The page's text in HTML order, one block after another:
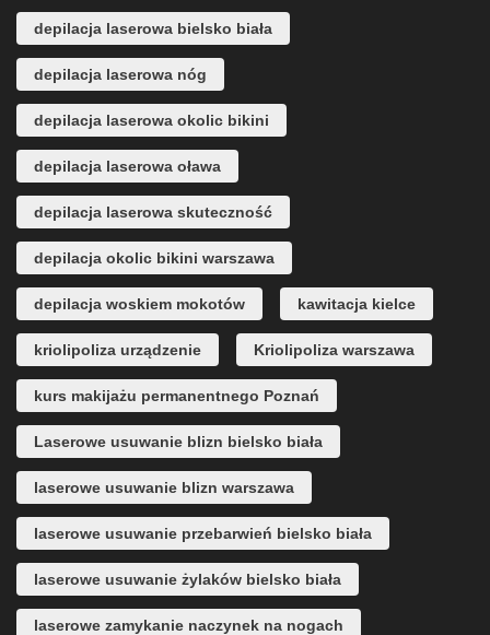
depilacja laserowa bielsko biała
depilacja laserowa nóg
depilacja laserowa okolic bikini
depilacja laserowa oława
depilacja laserowa skuteczność
depilacja okolic bikini warszawa
depilacja woskiem mokotów kawitacja kielce
kriolipoliza urządzenie Kriolipoliza warszawa
kurs makijażu permanentnego Poznań
Laserowe usuwanie blizn bielsko biała
laserowe usuwanie blizn warszawa
laserowe usuwanie przebarwień bielsko biała
laserowe usuwanie żylaków bielsko biała
laserowe zamykanie naczynek na nogach